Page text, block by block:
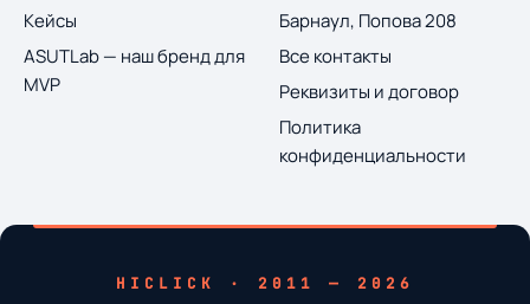
Кейсы
ASUTLab — наш бренд для
MVP
Барнаул, Попова 208
Все контакты
Реквизиты и договор
Политика
конфиденциальности
HICLICK · 2011 — 2026